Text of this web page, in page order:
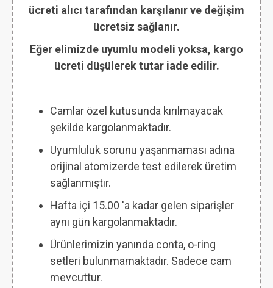
ücreti alıcı tarafından karşılanır ve değişim
ücretsiz sağlanır.
Eğer elimizde uyumlu modeli yoksa, kargo
ücreti düşülerek tutar iade edilir.
Camlar özel kutusunda kırılmayacak
şekilde kargolanmaktadır.
Uyumluluk sorunu yaşanmaması adına
orijinal atomizerde test edilerek üretim
sağlanmıştır.
Hafta içi 15.00 'a kadar gelen siparişler
aynı gün kargolanmaktadır.
Ürünlerimizin yanında conta, o-ring
setleri bulunmamaktadır. Sadece cam
mevcuttur.